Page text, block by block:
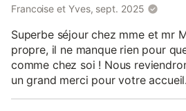
Francoise et Yves, sept. 2025
Superbe séjour chez mme et mr
propre, il ne manque rien pour
comme chez soi ! Nous
un grand merci pour votre